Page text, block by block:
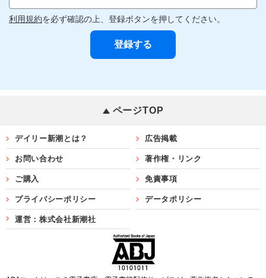
利用規約を必ず確認の上、登録ボタンを押してください。
ページTOP
デイリー新潮とは？ 広告掲載
お問い合わせ 著作権・リンク
ご購入 免責事項
プライバシーポリシー データポリシー
運営：株式会社新潮社